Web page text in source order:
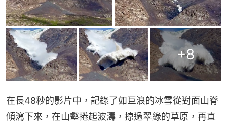
+8
在長48秒的影片中，記錄了如巨浪的冰雪從對面山脊
傾瀉下來，在山壑捲起波濤，掠過翠綠的草原，再直